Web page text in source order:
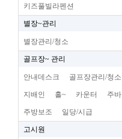
키즈풀빌라펜션
별장~관리
별장관리/청소
골프장~ 관리
안내데스크 골프장관리/청소
지배인 홀~ 카운터 주바
주방보조 일당/시급
고시원